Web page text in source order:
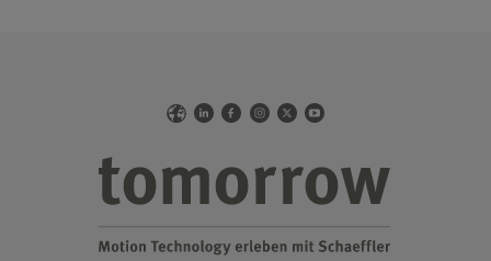
WebLinkedIn
Facebook
Instagram
X YouTube